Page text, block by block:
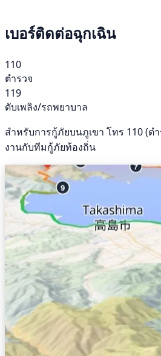
เบอร์ติดต่อฉุกเฉิน
110
ตำรวจ
119
ดับเพลิง/รถพยาบาล
สำหรับการกู้ภัยบนภูเขา โทร 110 (ต
งานกับทีมกู้ภัยท้องถิ่น